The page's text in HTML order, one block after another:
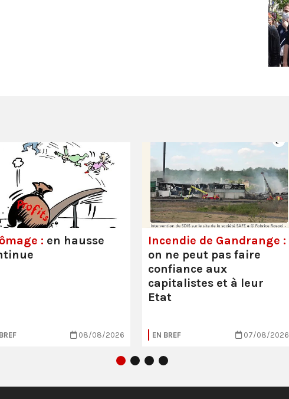
: en hausse
08/08/2026
Incendie de Gandrange :
on ne peut pas faire
confiance aux
capitalistes et à leur
Etat
EN BREF 07/08/2026